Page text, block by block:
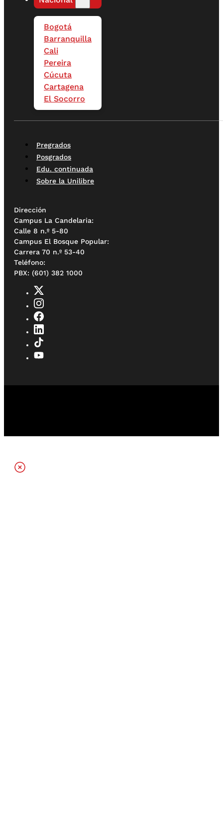
Bogotá
Barranquilla
Cali
Pereira
Cúcuta
Cartagena
El Socorro
Pregrados
Posgrados
Edu. continuada
Sobre la Unilibre
Dirección
Campus La Candelaria:
Calle 8 n.º 5-80
Campus El Bosque Popular:
Carrera 70 n.º 53-40
Teléfono:
PBX: (601) 382 1000